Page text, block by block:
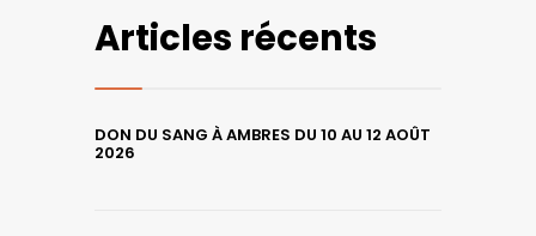
Articles récents
DON DU SANG À AMBRES DU 10 AU 12 AOÛT
2026